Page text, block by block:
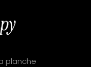
planche